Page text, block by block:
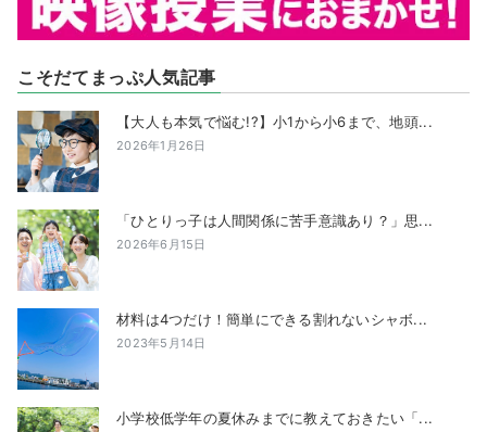
こそだてまっぷ人気記事
【大人も本気で悩む!?】小1から小6まで、地頭...
2026年1月26日
「ひとりっ子は人間関係に苦手意識あり？」思...
2026年6月15日
材料は4つだけ！簡単にできる割れないシャボ...
2023年5月14日
小学校低学年の夏休みまでに教えておきたい「...